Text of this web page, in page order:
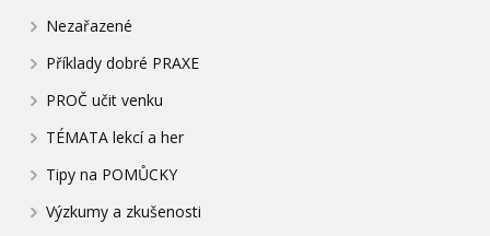
Nezařazené
Příklady dobré PRAXE
PROČ učit venku
TÉMATA lekcí a her
Tipy na POMŮCKY
Výzkumy a zkušenosti